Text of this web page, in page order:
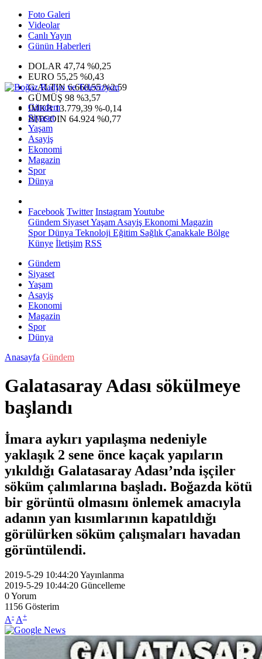
Foto Galeri
Videolar
Canlı Yayın
Günün Haberleri
DOLAR 47,74 %0,25
EURO 55,25 %0,43
G.ALTIN6.660,55 %2,59
GÜMÜŞ 98 %3,57
IMKB13.779,39 %-0,14
BITCOIN 64.924 %0,77
Gündem
Siyaset
Yaşam
Asayiş
Ekonomi
Magazin
Spor
Dünya
Facebook Twitter InstagramYoutube
Gündem SiyasetYaşam Asayiş Ekonomi Magazin
SporDünya Teknoloji Eğitim Sağlık Çanakkale Bölge
Künye İletişim RSS
Gündem
Siyaset
Yaşam
Asayiş
Ekonomi
Magazin
Spor
Dünya
Anasayfa Gündem
Galatasaray Adası sökülmeye
başlandı
İmara aykırı yapılaşma nedeniyle
yaklaşık 2 sene önce kaçak yapıların
yıkıldığı Galatasaray Adası’nda işçiler
söküm çalımlarına başladı. Boğazda kötü
bir görüntü olmasını önlemek amacıyla
adanın yan kısımlarının kapatıldığı
görülürken söküm çalışmaları havadan
görüntülendi.
2019-5-29 10:44:20Yayınlanma
2019-5-29 10:44:20 Güncelleme
0Yorum
1156 Gösterim
A- A+